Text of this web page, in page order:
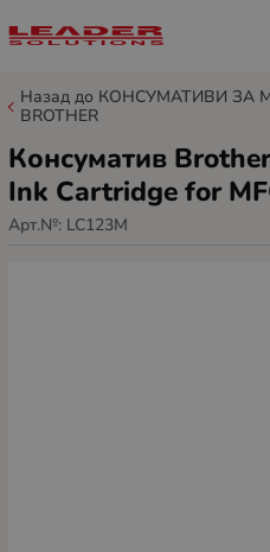
Назад до КОНСУМАТИВИ ЗА
BROTHER
Консуматив
Ink Cartridge for
Арт.№: LC123M